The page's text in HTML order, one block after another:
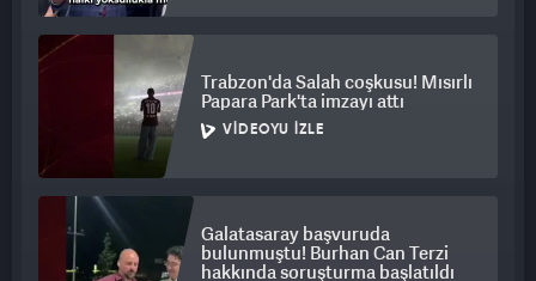
Trabzon'da Salah coşkusu! Mısırlı
Papara Park'ta imzayı attı
VIDEOYU İZLE
Galatasaray başvuruda
bulunmuştu! Burhan Can Terzi
hakkında soruşturma başlatıldı